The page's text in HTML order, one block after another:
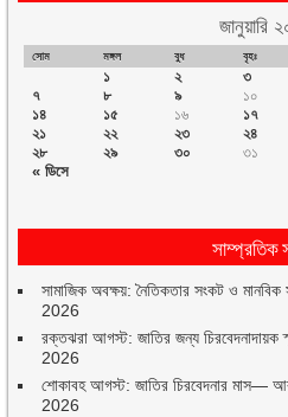
জানুয়ারি
সোম মঙ্গল বুধ বৃহঃ
« ডিসে
১ ২ ৩
৭
৮ ৯ ১০
১৪
১৫ ১৬ ১৭
২১
২২ ২৩ ২৪
২৮
২৯ ৩০ ৩১
সাম্প্রতিক
সামাজিক অবক্ষয়: নৈতিকতার সংকট ও মানবিক
2026
রক্তঝরা আগস্ট: জাতির জন্য চিরবেদনাদায়ক
2026
শোকাবহ আগস্ট: জাতির চিরবেদনার মাস—
2026